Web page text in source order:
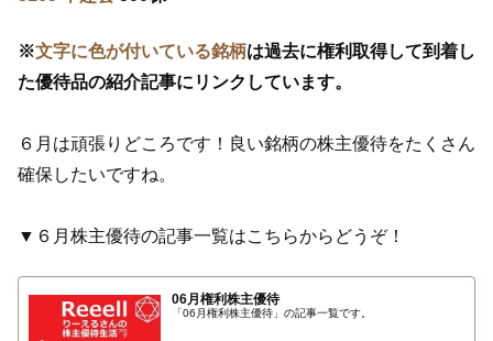
※文字に色が付いている銘柄は過去に権利取得して到着し
た優待品の紹介記事にリンクしています。
６月は頑張りどころです！良い銘柄の株主優待をたくさん
確保したいですね。
▼６月株主優待の記事一覧はこちらからどうぞ！
06月権利株主優待
「06月権利株主優待」の記事一覧です。